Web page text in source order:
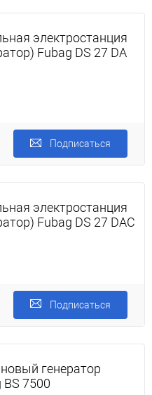
электростанция
Fubag DS 27 DA
Подписаться
электростанция
Fubag DS 27 DAC
Подписаться
генератор
BS 7500